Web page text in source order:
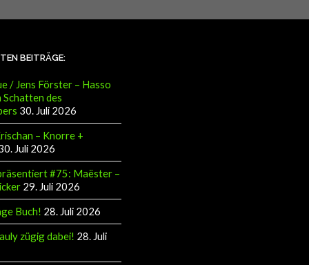
BEITRÄGE:
/ Jens Förster – Hasso
Schatten des
30. Juli 2026
– Knorre +
Juli 2026
#75: Maëster –
29. Juli 2026
Buch! 28. Juli 2026
zügig dabei! 28. Juli